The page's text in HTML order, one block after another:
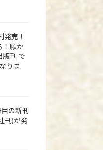
発売！
！願か
版刊 で
りま
の新刊
刊)が発